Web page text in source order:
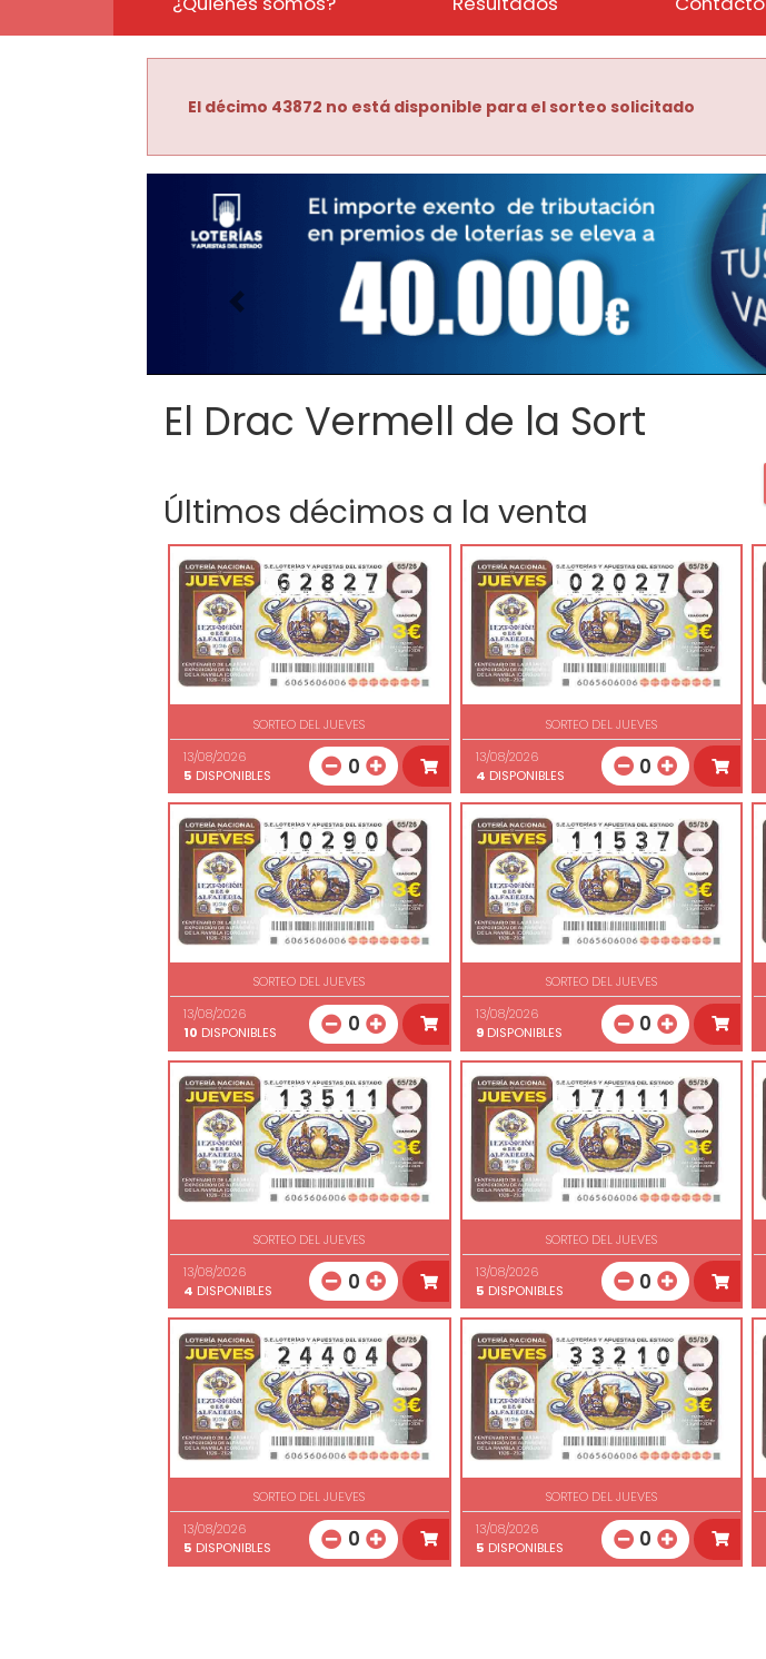
El décimo 43872 no está disponible para el sorteo solicitado
Imagen anterior
El Drac Vermell de la Sort
Últimos décimos a la venta
SORTEO DEL JUEVES
13/08/2026
5 DISPONIBLES 0
SORTEO DEL JUEVES
13/08/2026
4 DISPONIBLES 0
SORTEO DEL JUEVES
13/08/2026
10 DISPONIBLES 0
SORTEO DEL JUEVES
13/08/2026
9DISPONIBLES 0
SORTEO DEL JUEVES
13/08/2026
4 DISPONIBLES 0
SORTEO DEL JUEVES
13/08/2026
5 DISPONIBLES 0
SORTEO DEL JUEVES
13/08/2026
5 DISPONIBLES 0
SORTEO DEL JUEVES
13/08/2026
5 DISPONIBLES 0